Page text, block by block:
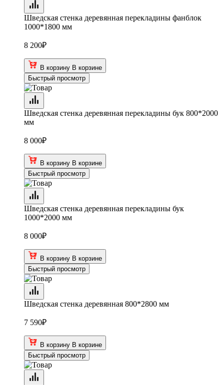
Шведская стенка деревянная перекладины фанблок
1000*1800 мм
8 200₽
В корзину В корзине
Быстрый просмотр
Шведская стенка деревянная перекладины бук 800*2000
мм
8 000₽
В корзину В корзине
Быстрый просмотр
Шведская стенка деревянная перекладины бук
1000*2000 мм
8 000₽
В корзину В корзине
Быстрый просмотр
Шведская стенка деревянная 800*2800 мм
7 590₽
В корзину В корзине
Быстрый просмотр